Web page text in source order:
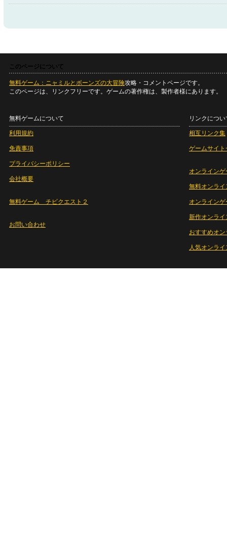
このページについて
無料ゲーム：ニャミルとボーンズの大冒険攻略・コメントページです。
このページは、リンクフリーです。ゲームの著作権は、製作者様にあります。
無料ゲームについて
利用規約
免責事項
プライバシーポリシー
会社概要
無料ゲーム チビクエスト２
お問い合わせ
リンクについ
相互リンク集
ゲームサイト
オンラインゲ
無料オンライ
オンライン
新作オンライ
おすすめオ
人気オンラ